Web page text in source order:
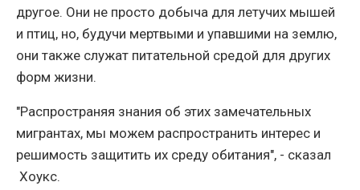
другое. Они не просто добыча для летучих мышей
и птиц, но, будучи мертвыми и упавшими на землю,
они также служат питательной средой для других
форм жизни.
"Распространяя знания об этих замечательных
мигрантах, мы можем распространить интерес и
решимость защитить их среду обитания", - сказал
Хоукс.